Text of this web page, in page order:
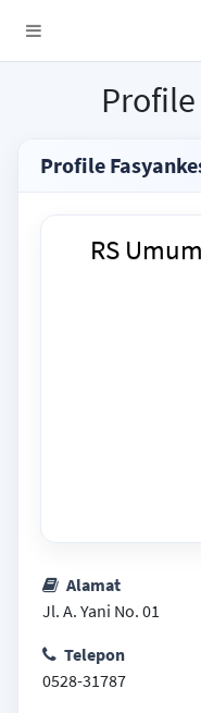
Profile
RS
Alamat
Jl. A. Yani No. 01
Telepon
0528-31787